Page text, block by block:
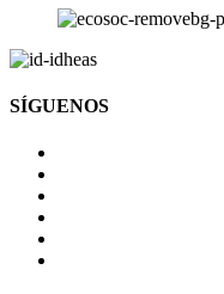
SÍGUENOS